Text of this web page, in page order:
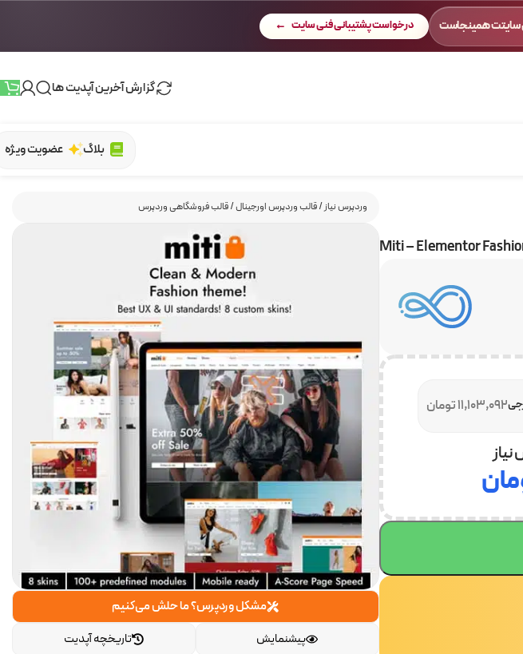
سایتت همینجاست درخواست پشتیبانی فنی سایت
گزارش آخرین آپدیت ها
بلاگ عضویت ویژه
وردپرس نیاز/قالب وردپرس اورجینال/قالب فروشگاهی وردپرس
مشکل وردپرس؟ ما حلش می‌کنیم
تاریخچه آپدیت
پیشنمایش
Miti – Elementor
11,103,092 تومان